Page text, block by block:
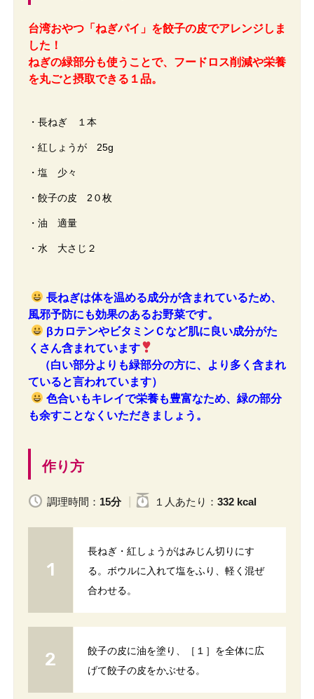
台湾おやつ「ねぎパイ」を餃子の皮でアレンジしま
した！
ねぎの緑部分も使うことで、フードロス削減や栄養
を丸ごと摂取できる１品。
・長ねぎ １本
・紅しょうが 25g
・塩 少々
・餃子の皮 2０枚
・油 適量
・水 大さじ２
長ねぎは体を温める成分が含まれているため、
風邪予防にも効果のあるお野菜です。
βカロテンやビタミンＣなど肌に良い成分がた
くさん含まれています
（白い部分よりも緑部分の方に、より多く含まれ
ていると言われています）
色合いもキレイで栄養も豊富なため、緑の部分
も余すことなくいただきましょう。
作り方
調理時間： 15分 １人 あたり ： 332 kcal
長ねぎ・紅しょうがはみじん切りにす
る。ボウルに入れて塩をふり、軽く混ぜ
合わせる。
餃子の皮に油を塗り、［１］を全体に広
げて餃子の皮をかぶせる。